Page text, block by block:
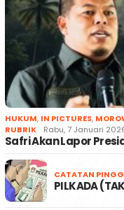
HUKUM, IN PICTURES,
RUBRIK
Rabu, 7 Januari
Safri Akan Lapor
CATATAN
PILKADA